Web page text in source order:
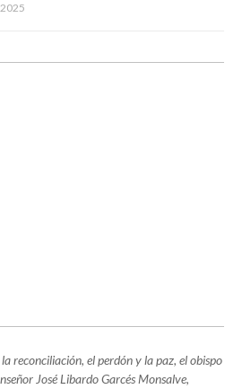
reconciliación, el perdón y la paz, el obispo
José Libardo Garcés Monsalve,